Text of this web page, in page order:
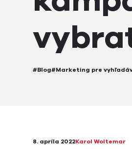
#Blog#Marketing pre
8. apríla 2022Karol Woltemar